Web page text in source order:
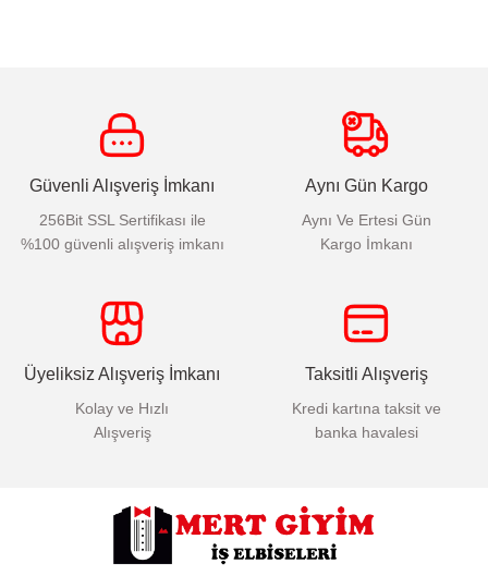
Güvenli Alışveriş İmkanı
256Bit SSL Sertifikası ile
%100 güvenli alışveriş imkanı
Aynı Gün Kargo
Aynı Ve Ertesi Gün
Kargo İmkanı
Üyeliksiz Alışveriş İmkanı
Kolay ve Hızlı
Alışveriş
Taksitli Alışveriş
Kredi kartına taksit ve
banka havalesi